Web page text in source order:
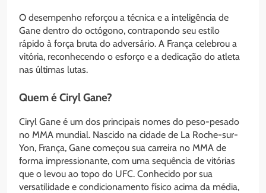
O desempenho reforçou a técnica e a inteligência de
Gane dentro do octógono, contrapondo seu estilo
rápido à força bruta do adversário. A França celebrou a
vitória, reconhecendo o esforço e a dedicação do atleta
nas últimas lutas.
Quem é Ciryl Gane?
Ciryl Gane é um dos principais nomes do peso-pesado
no MMA mundial. Nascido na cidade de La Roche-sur-
Yon, França, Gane começou sua carreira no MMA de
forma impressionante, com uma sequência de vitórias
que o levou ao topo do UFC. Conhecido por sua
versatilidade e condicionamento físico acima da média,